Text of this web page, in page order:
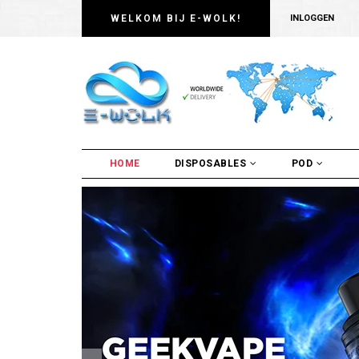
WELKOM BIJ E-WOLK! INLOGGEN
HOME DISPOSABLES POD